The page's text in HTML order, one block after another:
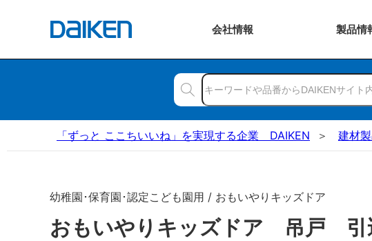
会社情報 製品情
「ずっと ここちいいね」を実現する企業 DAIKEN 建材
幼稚園･保育園･認定こども園用 / おもいやりキッズドア
おもいやりキッズドア 吊戸